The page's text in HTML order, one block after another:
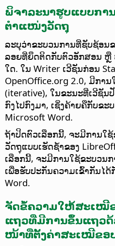
ພິຈາລະນາຮູບແບບກາ
ຕຳແໜ່ງວັດຖຸ
ລະບຸວ່າຂະບວນການທີ່ຊັບຊ້ອນ
ລອຍທີ່ຍຶດຕິດກັບຕົວອັກສອນ
ໃດ. ໃນ Writer ເວີຊັນກ່ອນ
OpenOffice.org 2.0, ມີກາ
(iterative), ໃນຂະນະທີ່ເວີຊັນ
ກົງໄປກົງມາ, ເຊິ່ງຄ້າຍຄືກັບຂ
Microsoft Word.
ຖ້າປິດຕົວເລືອກນີ້, ຈະມີການໃ
ວັດຖຸແບບເຮັດຊ້ຳຂອງ
ເລືອກນີ້, ຈະມີການໃຊ້ຂະບວນ
ເພື່ອຮັບປະກັນຄວາມເຂົ້າກັນໄ
Word.
ຈັດຂໍ້ຄວາມໃຫ້ສະເໝີຂ
ແຖວທີ່ມີການຂຶ້ນແຖວ
ໜ້າທີ່ຕັ້ງຄ່າສະເໝີຂອ